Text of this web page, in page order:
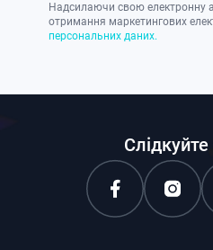
Надсилаючи свою електронну
отримання маркетингових
персональних даних.